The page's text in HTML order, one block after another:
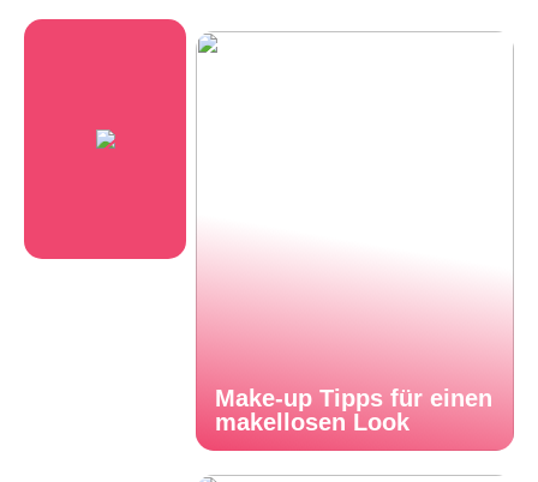
Make-up Tipps für einen
makellosen Look